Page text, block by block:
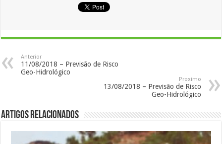
Anterior
11/08/2018 – Previsão de Risco
Geo-Hidrológico
Proximo
13/08/2018 – Previsão de Risco
Geo-Hidrológico
Artigos Relacionados